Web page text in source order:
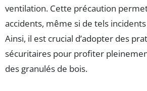
ventilation. Cette précaution
accidents, même si de tels
Ainsi, il est crucial d’adopter des
sécuritaires pour profiter
des granulés de bois.